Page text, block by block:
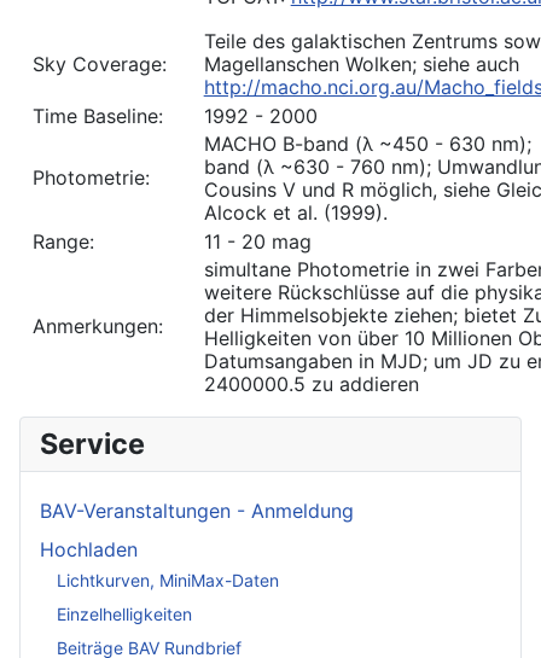
Sky Coverage:
Teile des galaktischen Zentrums
Magellanschen Wolken; siehe auch
http://macho.nci.org.au/
Time Baseline:
1992 - 2000
Photometrie:
MACHO B-band (λ ~450 - 630 nm);
band (λ ~630 - 760 nm);
Cousins V und R möglich, siehe
Alcock et al. (1999).
Range:
11 - 20 mag
Anmerkungen:
simultane Photometrie in zwei
weitere Rückschlüsse auf die
der Himmelsobjekte ziehen; bietet
Helligkeiten von über 10 Millionen
Datumsangaben in MJD; um JD zu
2400000.5 zu addieren
Service
BAV-Veranstaltungen - Anmeldung
Hochladen
Lichtkurven, MiniMax-Daten
Einzelhelligkeiten
Beiträge BAV Rundbrief